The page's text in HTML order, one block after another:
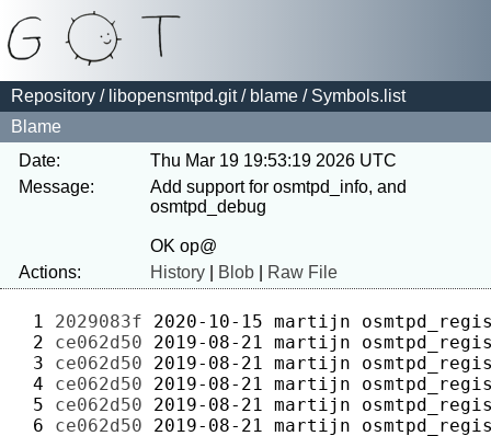
Repository / libopensmtpd.git/ blame / Symbols.list
Blame
Date:
Thu Mar 19 19:53:19 2026 UTC
Message:
Add support for osmtpd_info, and
osmtpd_debug
Actions:
History Blob Raw File
1 2029083f 2020-10-15 martijn
2 ce062d50 2019-08-21 martijn
3 ce062d50 2019-08-21 martijn
4 ce062d50 2019-08-21 martijn
5 ce062d50 2019-08-21 martijn
6 ce062d50 2019-08-21 martijn